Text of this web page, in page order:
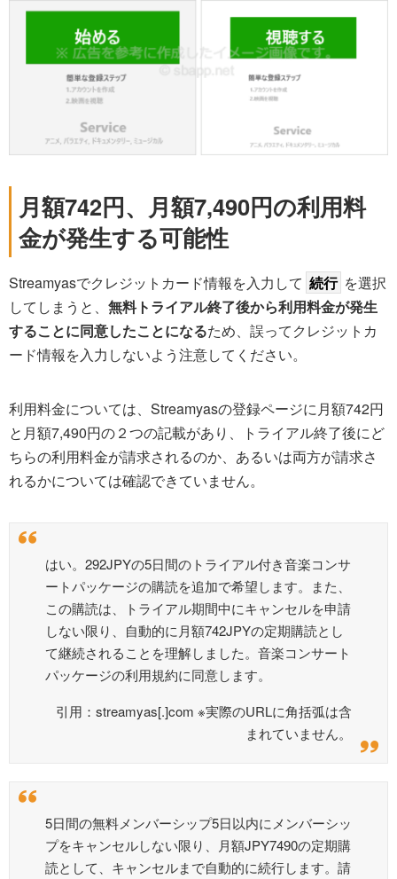
月額742円、月額7,490円の利用料
金が発生する可能性
Streamyasでクレジットカード情報を入力して 続行 を選択
してしまうと、 無料トライアル終了後から利用料金が発生
することに同意したことになるため、誤ってクレジットカ
ード情報を入力しないよう注意してください。
利用料金については、Streamyasの登録ページに月額742円
と月額7,490円の２つの記載があり、トライアル終了後にど
ちらの利用料金が請求されるのか、あるいは両方が請求さ
れるかについては確認できていません。
はい。292JPYの5日間のトライアル付き音楽コンサ
ートパッケージの購読を追加で希望します。また、
この購読は、トライアル期間中にキャンセルを申請
しない限り、自動的に月額742JPYの定期購読とし
て継続されることを理解しました。音楽コンサート
パッケージの利用規約に同意します。
引用：streamyas[.]com ※実際のURLに角括弧は含
まれていません。
5日間の無料メンバーシップ5日以内にメンバーシッ
プをキャンセルしない限り、月額JPY7490の定期購
読として、キャンセルまで自動的に続行します。請